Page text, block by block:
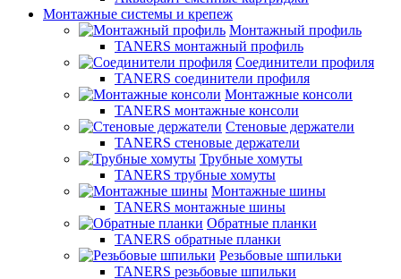
Монтажные системы и крепеж
Монтажный профиль
TANERS монтажный профиль
Соединители профиля
TANERS соединители профиля
Монтажные консоли
TANERS монтажные консоли
Стеновые держатели
TANERS стеновые держатели
Трубные хомуты
TANERS трубные хомуты
Монтажные шины
TANERS монтажные шины
Обратные планки
TANERS обратные планки
Резьбовые шпильки
TANERS резьбовые шпильки